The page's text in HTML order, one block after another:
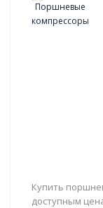
Купить
доступным